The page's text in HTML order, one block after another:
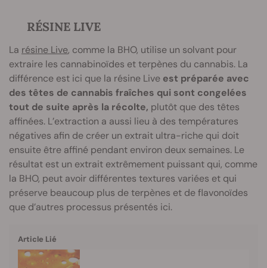
RÉSINE LIVE
La résine Live, comme la BHO, utilise un solvant pour
extraire les cannabinoïdes et terpènes du cannabis. La
différence est ici que la résine Live est préparée avec
des têtes de cannabis fraîches qui sont congelées
tout de suite après la récolte, plutôt que des têtes
affinées. L’extraction a aussi lieu à des températures
négatives afin de créer un extrait ultra-riche qui doit
ensuite être affiné pendant environ deux semaines. Le
résultat est un extrait extrêmement puissant qui, comme
la BHO, peut avoir différentes textures variées et qui
préserve beaucoup plus de terpènes et de flavonoïdes
que d’autres processus présentés ici.
Article Lié